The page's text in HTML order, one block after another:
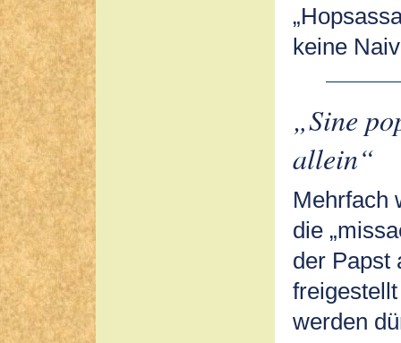
keine
„Sine
allein“
Mehrfach
die
der Papst
werden